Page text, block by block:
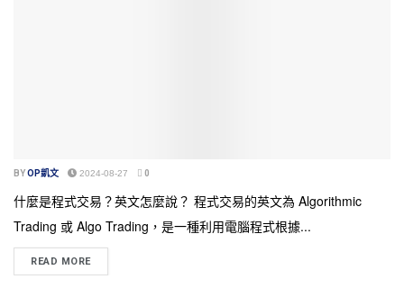
BYOP凱文 2024-08-27 0
什麼是程式交易？英文怎麼說？ 程式交易的英文為 Algorithmic
Trading 或 Algo Trading，是一種利用電腦程式根據...
READ MORE